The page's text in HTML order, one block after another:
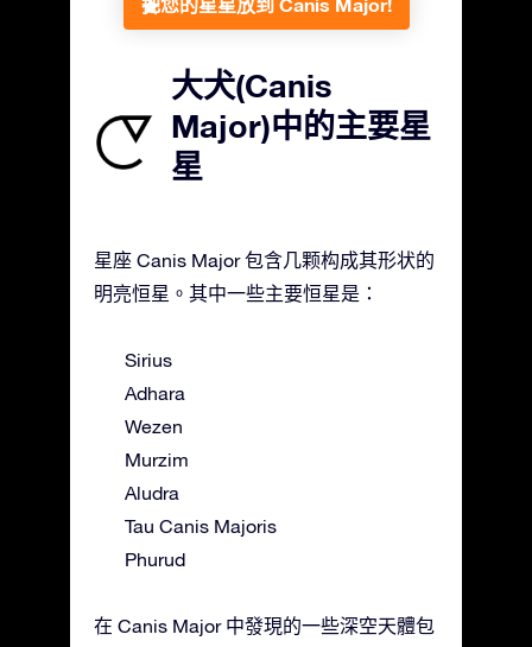
把您的星星放到 Canis Major!
大犬(Canis
Major)中的主要星
星
星座 Canis Major 包含几颗构成其形状的
明亮恒星。其中一些主要恒星是：
Sirius
Adhara
Wezen
Murzim
Aludra
Tau Canis Majoris
Phurud
在 Canis Major 中發現的一些深空天體包